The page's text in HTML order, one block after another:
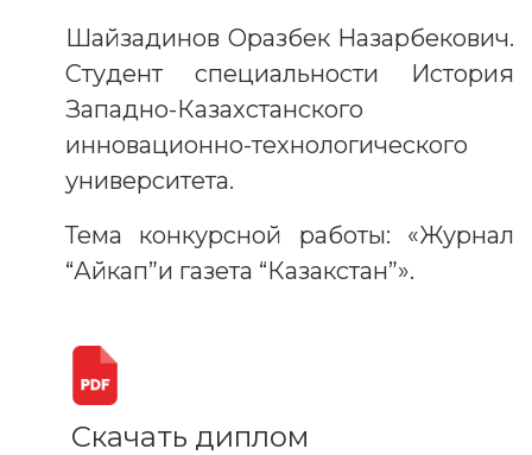
Шайзадинов Оразбек Назарбекович.
Студент специальности История
Западно-Казахстанского
инновационно-технологического
университета.
Тема конкурсной работы: «Журнал
“Айкап”и газета “Казакстан”».
Скачать диплом